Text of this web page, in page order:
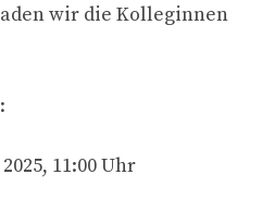
wir die Kolleginnen
11:00 Uhr